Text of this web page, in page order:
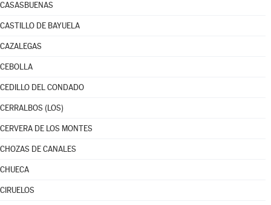
CASASBUENAS
CASTILLO DE BAYUELA
CAZALEGAS
CEBOLLA
CEDILLO DEL CONDADO
CERRALBOS (LOS)
CERVERA DE LOS MONTES
CHOZAS DE CANALES
CHUECA
CIRUELOS